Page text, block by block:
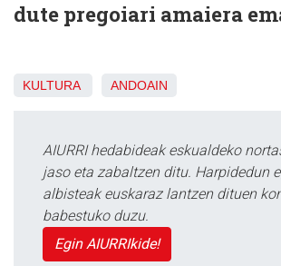
dute pregoiari amaiera
KULTURA ANDOAIN
AIURRI hedabideak eskualdeko
jaso eta zabaltzen ditu. Harpidedun
albisteak euskaraz lantzen dituen
babestuko duzu.
Egin AIURRIkide!